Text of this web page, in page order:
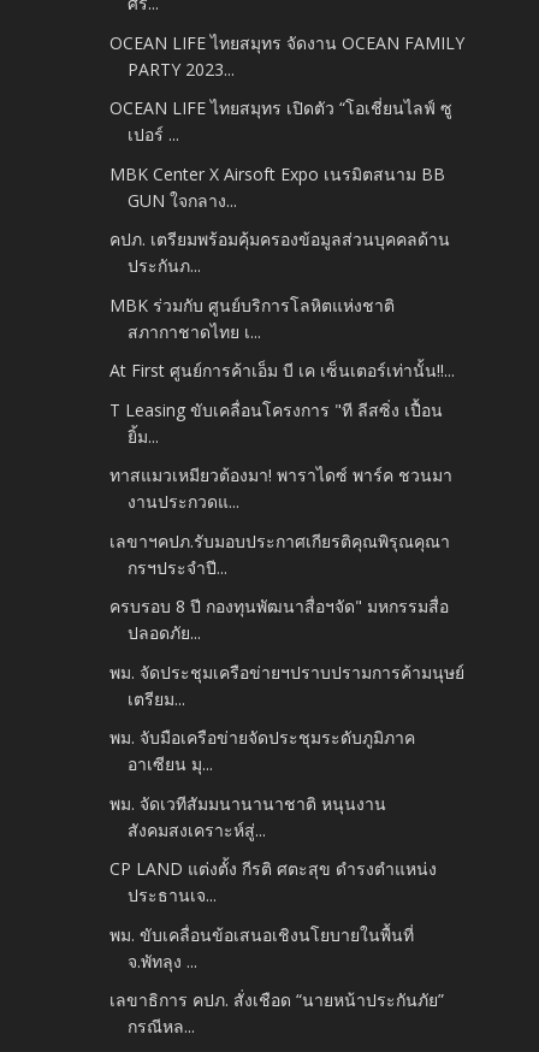
OCEAN LIFE ไทยสมุทร จัดงาน OCEAN FAMILY
PARTY 2023...
OCEAN LIFE ไทยสมุทร เปิดตัว “โอเชี่ยนไลฟ์ ซู
เปอร์ ...
MBK Center X Airsoft Expo เนรมิตสนาม BB
GUN ใจกลาง...
คปภ. เตรียมพร้อมคุ้มครองข้อมูลส่วนบุคคลด้าน
ประกันภ...
MBK ร่วมกับ ศูนย์บริการโลหิตแห่งชาติ
สภากาชาดไทย เ...
At First ศูนย์การค้าเอ็ม บี เค เซ็นเตอร์เท่านั้น!!...
T Leasing ขับเคลื่อนโครงการ "ที ลีสซิ่ง เปื้อน
ยิ้ม...
ทาสแมวเหมียวต้องมา! พาราไดซ์ พาร์ค ชวนมา
งานประกวดแ...
เลขาฯคปภ.รับมอบประกาศเกียรติคุณพิรุณคุณา
กรฯประจำปี...
ครบรอบ 8 ปี กองทุนพัฒนาสื่อฯจัด" มหกรรมสื่อ
ปลอดภัย...
พม. จัดประชุมเครือข่ายฯปราบปรามการค้ามนุษย์
เตรียม...
พม. จับมือเครือข่ายจัดประชุมระดับภูมิภาค
อาเซียน มุ...
พม. จัดเวทีสัมมนานานาชาติ หนุนงาน
สังคมสงเคราะห์สู่...
CP LAND แต่งตั้ง กีรติ ศตะสุข ดำรงตำแหน่ง
ประธานเจ...
พม. ขับเคลื่อนข้อเสนอเชิงนโยบายในพื้นที่
จ.พัทลุง ...
เลขาธิการ คปภ. สั่งเชือด “นายหน้าประกันภัย”
กรณีหล...